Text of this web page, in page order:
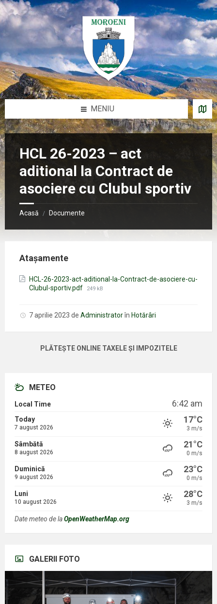
Sari
la
conținut
Salt
la
bara
laterală
stângă
Salt
la
bara
laterală
dreaptă
Salt
la
subsol
MENIU
HCL 26-2023 – act
aditional la Contract de
asociere cu Clubul sportiv
Acasă / Documente
Atașamente
HCL-26-2023-act-aditional-la-Contract-de-asociere-cu-
Clubul-sportiv.pdf Mărimea
249 kB
7 aprilie 2023 de Administratorîn Hotărâri
PLĂTEȘTE ONLINE TAXELE ȘI IMPOZITELE
METEO
Local Time 6:42 am
Today
7 august 2026
17°C
3 m/s
Sâmbătă
8 august 2026
21°C
0 m/s
Duminică
9 august 2026
23°C
0 m/s
Luni
10 august 2026
28°C
3 m/s
Date meteo de laOpenWeatherMap.org
GALERII FOTO